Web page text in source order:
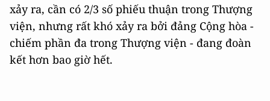
xảy ra, cần có 2/3 số phiếu thuận trong Thượng
viện, nhưng rất khó xảy ra bởi đảng Cộng hòa -
chiếm phần đa trong Thượng viện - đang đoàn
kết hơn bao giờ hết.